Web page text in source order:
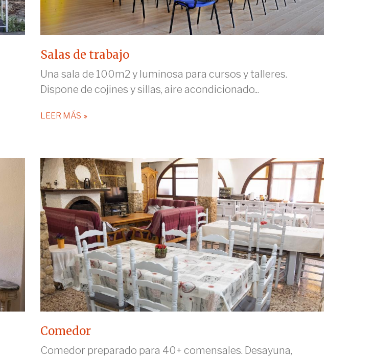
Salas de trabajo
Una sala de 100m2 y luminosa para cursos y talleres.
Dispone de cojines y sillas, aire acondicionado...
LEER MÁS
Comedor
Comedor preparado para 40+ comensales. Desayuna,